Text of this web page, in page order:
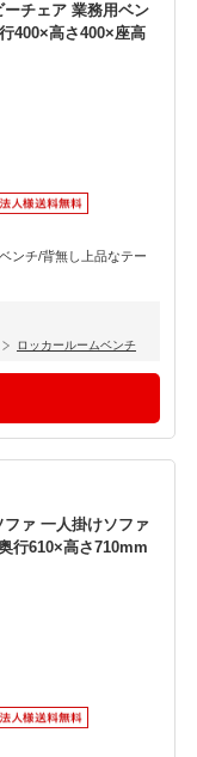
チェア 業務用ベン
400×高さ400×座高
ンチ/背無し上品なテー
ロッカールームベンチ
ァ 一人掛けソファ
行610×高さ710mm